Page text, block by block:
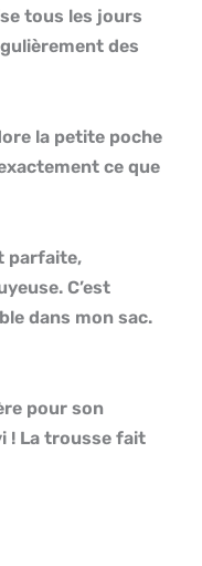
tous les jours
des
la petite poche
ce que
parfaite,
C’est
dans mon sac.
pour son
! La trousse fait